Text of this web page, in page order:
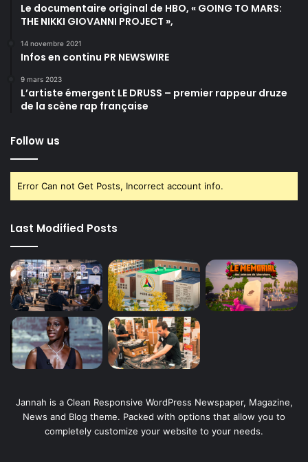
Le documentaire original de HBO, « GOING TO MARS:
THE NIKKI GIOVANNI PROJECT »,
14 novembre 2021
Infos en continu PR NEWSWIRE
9 mars 2023
L’artiste émergent LE DRUSS – premier rappeur druze
de la scène rap française
Follow us
Error Can not Get Posts, Incorrect account info.
Last Modified Posts
Jannah is a Clean Responsive WordPress Newspaper, Magazine,
News and Blog theme. Packed with options that allow you to
completely customize your website to your needs.